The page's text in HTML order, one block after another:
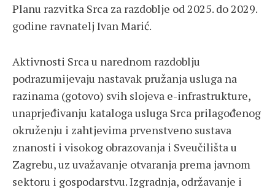
Planu razvitka Srca za razdoblje od 2025. do 2029.
godine ravnatelj Ivan Marić.
Aktivnosti Srca u narednom razdoblju
podrazumijevaju nastavak pružanja usluga na
razinama (gotovo) svih slojeva e-infrastrukture,
unaprjeđivanju kataloga usluga Srca prilagođenog
okruženju i zahtjevima prvenstveno sustava
znanosti i visokog obrazovanja i Sveučilišta u
Zagrebu, uz uvažavanje otvaranja prema javnom
sektoru i gospodarstvu. Izgradnja, održavanje i